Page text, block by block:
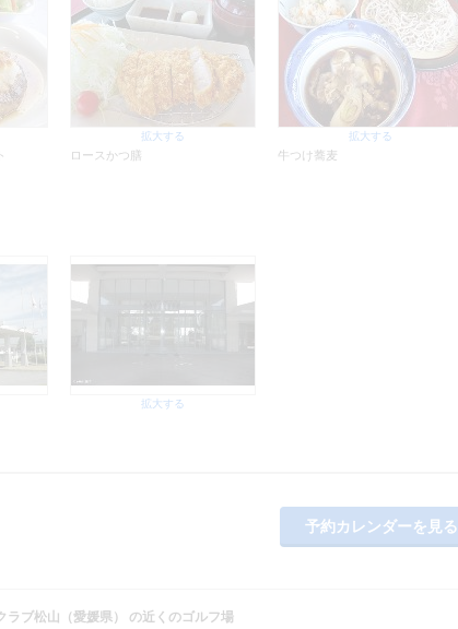
拡大する
ロースかつ膳
拡大する
牛つけ蕎麦
拡大する
予約カレンダーを見る
ラブ松山（愛媛県） の近くのゴルフ場